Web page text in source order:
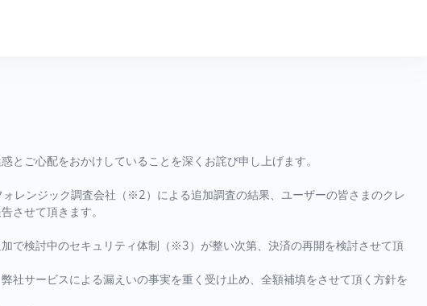
ご心配をおかけしていることを深くお詫び申し上げます。
レンジック調査会社（※2）による追加調査の結果、ユーザーの皆さまのクレ
させて頂きます。
で検討中のセキュリティ体制（※3）が整い次第、決済の再開を検討させて頂
社サービスによる漏えいの事実を重く受け止め、全額補填をさせて頂く方針を